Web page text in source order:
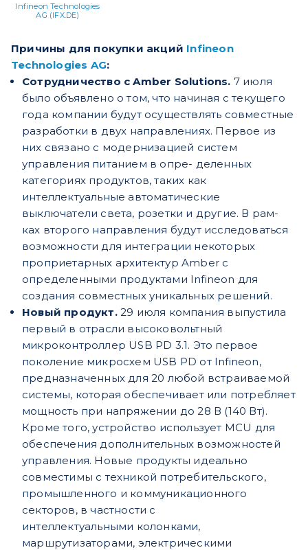
Infineon Technologies
AG (IFX.DE)
Причины для покупки акций Infineon
Technologies AG:
Сотрудничество с Amber Solutions. 7 июля
было объявлено о том, что начиная с текущего
года компании будут осуществлять совместные
разработки в двух направлениях. Первое из
них связано с модернизацией систем
управления питанием в опре- деленных
категориях продуктов, таких как
интеллектуальные автоматические
выключатели света, розетки и другие. В рам-
ках второго направления будут исследоваться
возможности для интеграции некоторых
проприетарных архитектур Amber с
определенными продуктами Infineon для
создания совместных уникальных решений.
Новый продукт. 29 июля компания выпустила
первый в отрасли высоковольтный
микроконтроллер USB PD 3.1. Это первое
поколение микросхем USB PD от Infineon,
предназначенных для 20 любой встраиваемой
системы, которая обеспечивает или потребляет
мощность при напряжении до 28 В (140 Вт).
Кроме того,устройство использует MCU для
обеспечения дополнительных возможностей
управления. Новые продукты идеально
совместимы с техникой потребительского,
промышленного и коммуникационного
секторов, в частности с
интеллектуальными колонками,
маршрутизаторами, электрическими